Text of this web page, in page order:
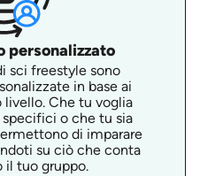
personalizzato
sci freestyle sono
in base ai
Che tu voglia
o che tu sia
di imparare
su ciò che conta
il tuo gruppo.